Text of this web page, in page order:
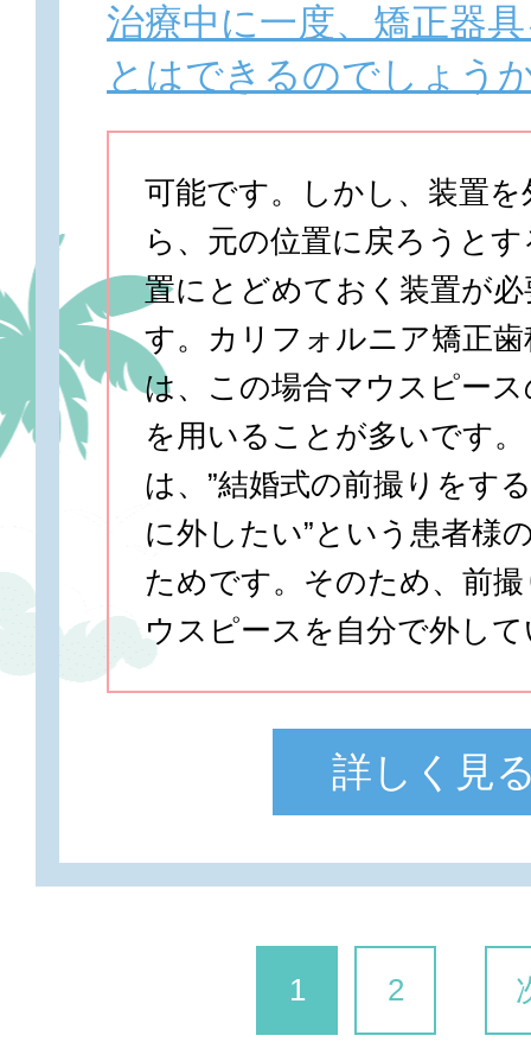
治療中に一度、矯正器
とはできるのでしょう
可能です。しかし、装置
ら、元の位置に戻ろうと
置にとどめておく装置が
す。カリフォルニア矯正
は、この場合マウスピー
を用いることが多いです
は、”結婚式の前撮りをす
に外したい”という患者様
ためです。そのため、前
ウスピースを自分で外し
詳しく見
1 2